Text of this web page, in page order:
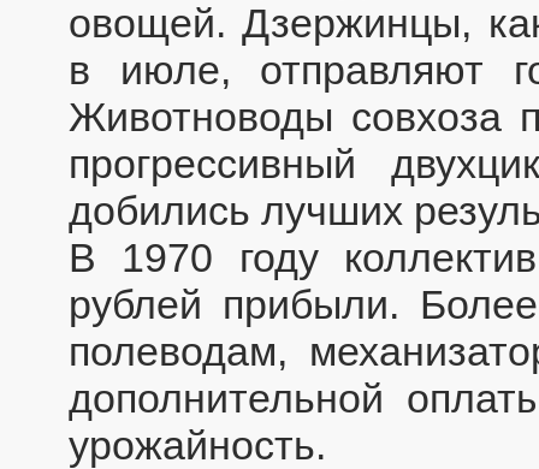
овощей. Дзержинцы,
в июле, отправляют
Животноводы совхоза
прогрессивный
добились лучших
В 1970 году
рублей прибыли.
полеводам,
дополнительной
урожайность.